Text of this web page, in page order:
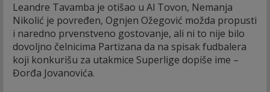
Leandre Tavamba je otišao u Al Tovon, Nemanja
Nikolić je povređen, Ognjen Ožegović možda propusti
i naredno prvenstveno gostovanje, ali ni to nije bilo
dovoljno čelnicima Partizana da na spisak fudbalera
koji konkurišu za utakmice Superlige dopiše ime –
Đorđa Jovanovića.